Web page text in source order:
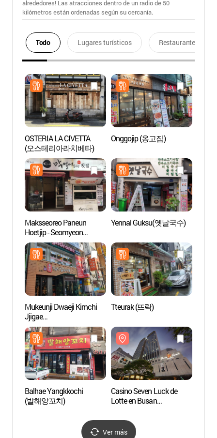
alrededores! Las atracciones dentro de un radio de 50
kilómetros están ordenadas según su cercanía.
Todo Lugares turísticos Restaurantes
OSTERIA LA CIVETTA
(오스테리아라치베타)
Onggojip (옹고집)
Maksseoreo Paneun
Hoetjip - Seomyeon
Branch (막썰어파는횟집
서면)
Yennal Guksu(옛날국수)
Mukeunji Dwaeji Kimchi
Jjigae
(묵은지돼지김치찌개)
Tteurak (뜨락)
Balhae Yangkkochi
(발해양꼬치)
Casino Seven Luck de
Lotte en Busan
(부산롯데점))
Ver más